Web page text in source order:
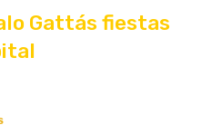
Gattás fiestas